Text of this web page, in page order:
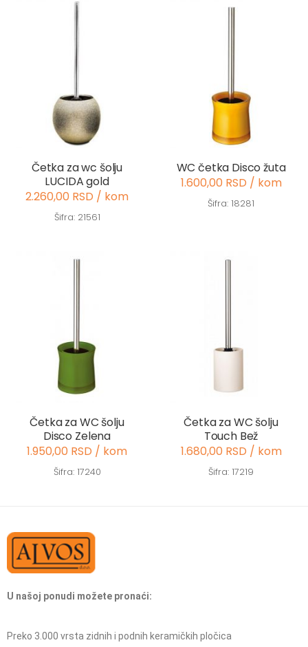
Četka za wc šolju
LUCIDA gold
2.260,00 RSD / kom
Šifra: 21561
WC četka Disco žuta
1.600,00 RSD / kom
Šifra: 18281
Četka za WC šolju
Disco Zelena
1.950,00 RSD / kom
Šifra: 17240
Četka za WC šolju
Touch Bež
1.680,00 RSD / kom
Šifra: 17219
U našoj ponudi možete pronaći:
Preko 3.000 vrsta zidnih i podnih keramičkih pločica